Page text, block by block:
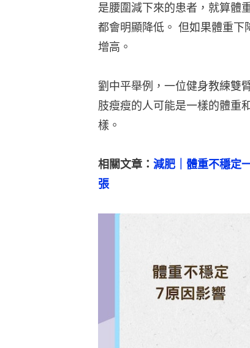
是腰圍減下來的患者，就算體
都會明顯降低。 但如果體重下
增高。
劉中平舉例，一位健身教練雙
肢瘦瘦的人可能是一樣的體重
樣。
相關文章： 減肥｜體重不穩定
張